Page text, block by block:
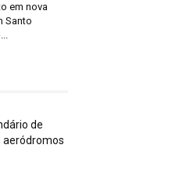
em nova
Santo
de
aeródromos